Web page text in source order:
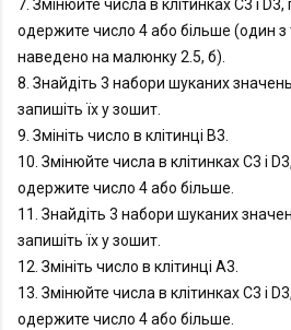
7. Змінюйте числа в клітинках C3 i D3,
одержите число 4 або більше (один з
наведено на малюнку 2.5, б).
8. Знайдіть 3 набори шуканих значень
запишіть їх у зошит.
9. Змініть число в клітинці B3.
10. Змінюйте числа в клітинках C3 i
одержите число 4 або більше.
11. Знайдіть 3 набори шуканих значень
запишіть їх у зошит.
12. Змініть число в клітинці А3.
13. Змінюйте числа в клітинках C3 i
одержите число 4 або більше.